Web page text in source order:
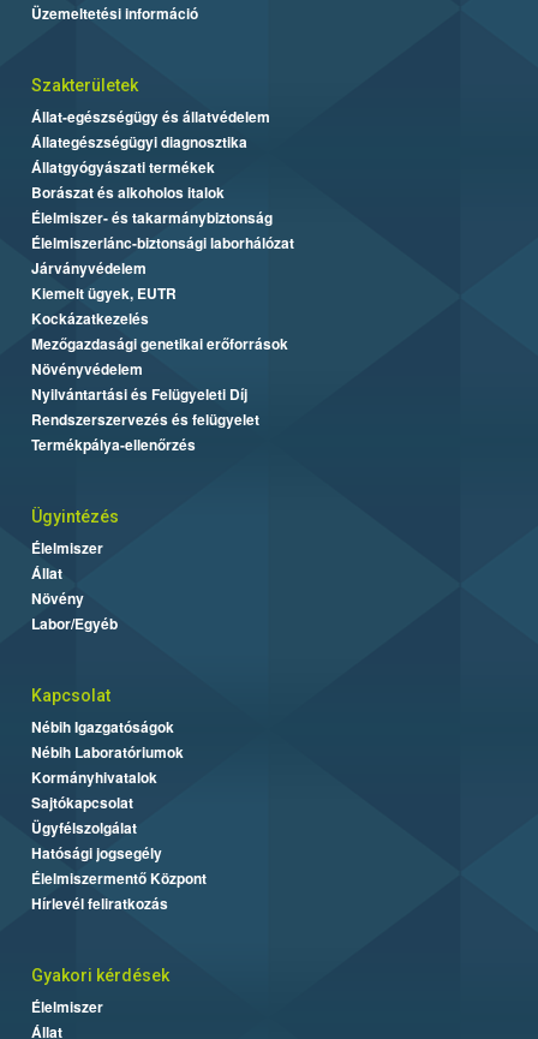
Üzemeltetési információ
Szakterületek
Állat-egészségügy és állatvédelem
Állategészségügyi diagnosztika
Állatgyógyászati termékek
Borászat és alkoholos italok
Élelmiszer- és takarmánybiztonság
Élelmiszerlánc-biztonsági laborhálózat
Járványvédelem
Kiemelt ügyek, EUTR
Kockázatkezelés
Mezőgazdasági genetikai erőforrások
Növényvédelem
Nyilvántartási és Felügyeleti Díj
Rendszerszervezés és felügyelet
Termékpálya-ellenőrzés
Ügyintézés
Élelmiszer
Állat
Növény
Labor/Egyéb
Kapcsolat
Nébih Igazgatóságok
Nébih Laboratóriumok
Kormányhivatalok
Sajtókapcsolat
Ügyfélszolgálat
Hatósági jogsegély
Élelmiszermentő Központ
Hírlevél feliratkozás
Gyakori kérdések
Élelmiszer
Állat